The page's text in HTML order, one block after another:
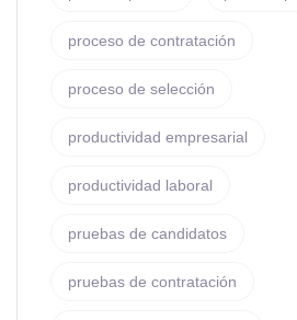
proceso de contratación
proceso de selección
productividad empresarial
productividad laboral
pruebas de candidatos
pruebas de contratación